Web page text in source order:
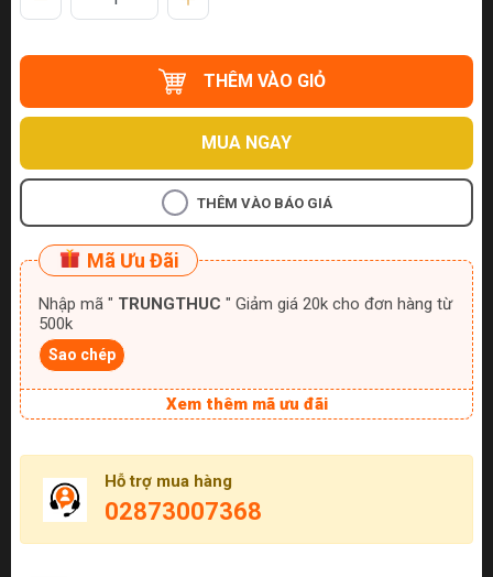
THÊM VÀO GIỎ
MUA NGAY
THÊM VÀO BÁO GIÁ
Mã Ưu Đãi
Nhập mã " TRUNGTHUC " Giảm giá 20k cho đơn hàng từ
500k
Sao chép
Xem thêm mã ưu đãi
Hỗ trợ mua hàng
02873007368